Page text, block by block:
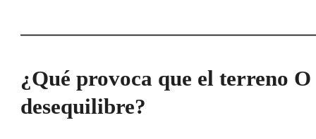
¿Qué provoca que el terreno O
desequilibre?